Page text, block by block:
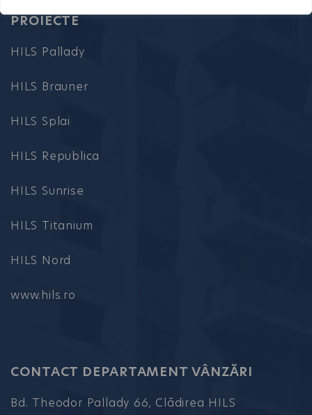
PROIECTE
HILS Pallady
HILS Brauner
HILS Splai
HILS Republica
HILS Sunrise
HILS Titanium
HILS Nord
www.hils.ro
CONTACT DEPARTAMENT VÂNZĂRI
Bd. Theodor Pallady 66, Clădirea HILS